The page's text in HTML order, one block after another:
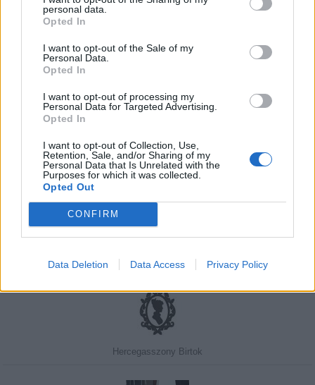
personal data.
Opted In
I want to opt-out of the Sale of my
Personal Data.
Opted In
I want to opt-out of processing my
Personal Data for Targeted Advertising.
Opted In
I want to opt-out of Collection, Use,
Retention, Sale, and/or Sharing of my
Personal Data that Is Unrelated with the
Purposes for which it was collected.
Opted Out
CONFIRM
Data Deletion Data Access Privacy Policy
Megismerem
Javasolj egy kutyabarát helyet!
Hercegasszony Birtok